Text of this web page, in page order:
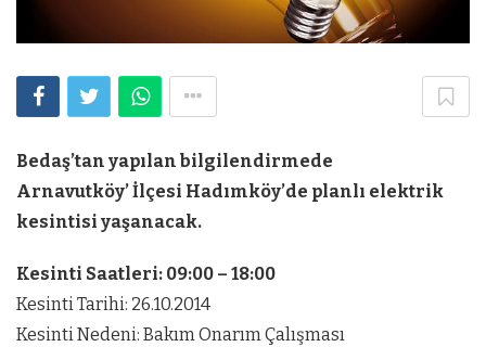
Bedaş’tan yapılan bilgilendirmede
Arnavutköy’ İlçesi Hadımköy’de planlı elektrik
kesintisi yaşanacak.
Kesinti Saatleri: 09:00 – 18:00
Kesinti Tarihi: 26.10.2014
Kesinti Nedeni: Bakım Onarım Çalışması